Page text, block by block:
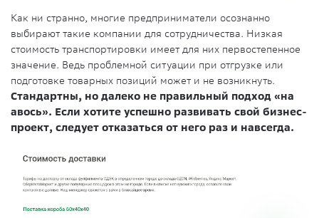
Как ни странно, многие предприниматели осознанно
выбирают такие компании для сотрудничества. Низкая
стоимость транспортировки имеет для них первостепенное
значение. Ведь проблемной ситуации при отгрузке или
подготовке товарных позиций может и не возникнуть.
Стандартны, но далеко не правильный подход «на
авось». Если хотите успешно развивать свой бизнес-
проект, следует отказаться от него раз и навсегда.